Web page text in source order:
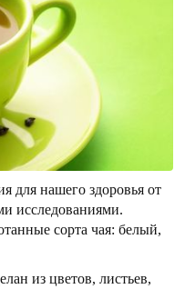
для нашего здоровья от
исследованиями.
сорта чая: белый,
из цветов, листьев,